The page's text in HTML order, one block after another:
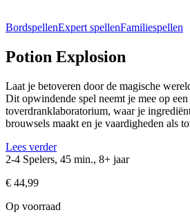
BordspellenExpert spellenFamiliespellen
Potion Explosion
Laat je betoveren door de magische
Dit opwindende spel neemt je mee op een
toverdranklaboratorium, waar je
brouwsels maakt en je vaardigheden als
Lees verder
2-4 Spelers, 45 min., 8+ jaar
€ 44,99
Op voorraad